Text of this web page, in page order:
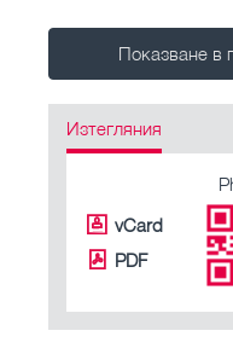
Показване в
Изтегляния
vCard
PDF